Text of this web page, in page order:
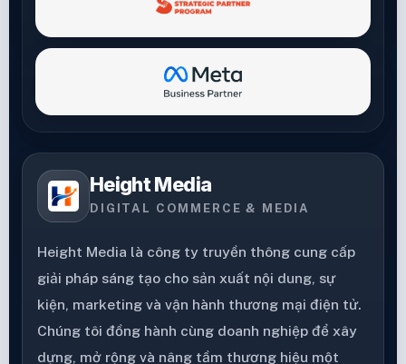
Height Media
DIGITAL COMMERCE & MEDIA
Height Media là công ty truyền thông cung cấp
giải pháp sáng tạo cho sản xuất nội dung, sự
kiện, marketing và vận hành thương mại điện tử.
Chúng tôi đồng hành cùng doanh nghiệp để xây
dựng, mở rộng và nâng tầm thương hiệu một